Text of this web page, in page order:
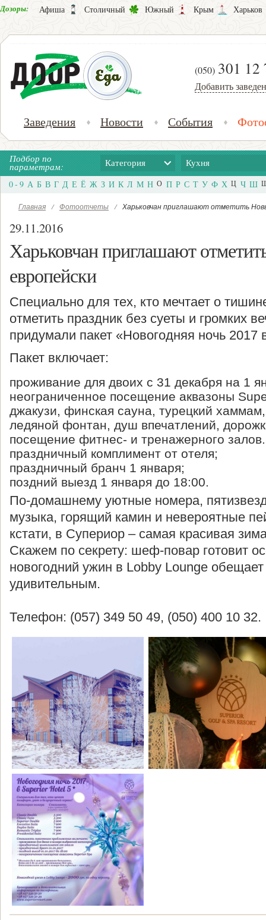
Дозоры: Афиша Столичный Южный Крым Харьков
(050) 301 12
Добавить
Заведения Новости События
Подбор по
параметрам: Категория Кухня
0 - 9 А Б В Г Д Е Ё Ж З И К Л М Н О П Р С Т У Ф Х Ц Ч Ш
Главная / Фотоотчеты / Харьковчан приглашают отметить
29.11.2016
Харьковчан приглашают
европейски
Специально для тех, кто мечтает о
отметить праздник без суеты и громких
придумали пакет «Новогодняя ночь 2017
Пакет включает:
проживание для двоих с 31 декабря на 1
неограниченное посещение аквазоны
джакузи, финская сауна, турецкий
ледяной фонтан, душ впечатлений,
посещение фитнес- и тренажерного залов.
праздничный комплимент от отеля;
праздничный бранч 1 января;
поздний выезд 1 января до 18:00.
По-домашнему уютные номера,
музыка, горящий камин и невероятные
кстати, в Супериор – самая красивая
Скажем по секрету: шеф-повар готовит
новогодний ужин в Lobby Lounge
удивительным.
Телефон: (057) 349 50 49, (050) 400 10 32.